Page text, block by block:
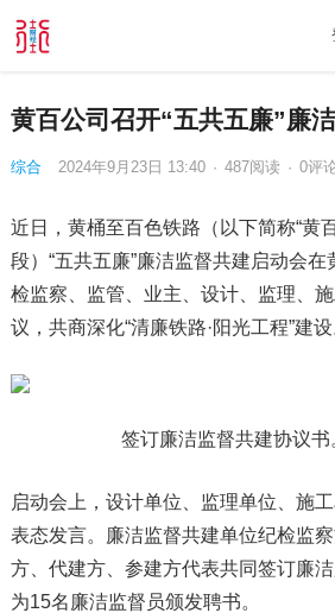
黄百公司召开“五共五廉”廉
综合 2024年9月23日 13:40 · 487阅读 · 0评
近日，黄桶至百色铁路（以下简称“黄
段）“五共五廉”廉洁监督共建启动会
检监察、监管、业主、设计、监理、
议，共商深化“清廉铁路·阳光工程”建设
签订廉洁监督共建协议书
启动会上，设计单位、监理单位、施
表态发言。廉洁监督共建单位纪检监
方、代建方、参建方代表共同签订廉
为15名廉洁监督员颁发聘书。